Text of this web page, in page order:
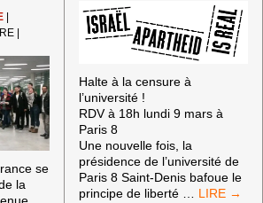
se
la
Halte à la censure à
l’université !
RDV à 18h lundi 9 mars à
Paris 8
Une nouvelle fois, la
présidence de l’université de
Paris 8 Saint-Denis bafoue le
principe de liberté … HALTE